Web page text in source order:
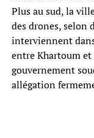
Plus au sud, la
des drones, selon
interviennent
entre Khartoum et
gouvernement
allégation